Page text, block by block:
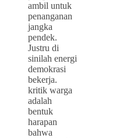
ambil untuk
penanganan
jangka
pendek.
Justru di
sinilah energi
demokrasi
bekerja.
kritik warga
adalah
bentuk
harapan
bahwa